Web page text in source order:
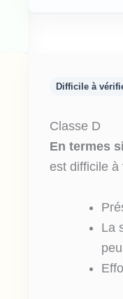
Difficile à
Classe D
En termes
est difficile à
La